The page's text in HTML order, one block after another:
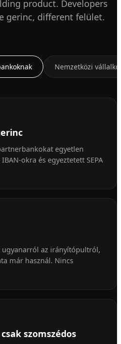
product. Developers
gerinc, different felület.
Nemzetközi
egyetlen
okra és egyeztetett SEPA
ugyanarról az irányítópultról,
már használ. Nincs
szomszédos